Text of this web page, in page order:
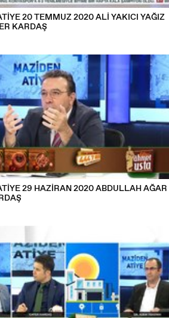
20 TEMMUZ 2020 ALİ YAKICI YAĞIZ
KARDAŞ
29 HAZİRAN 2020 ABDULLAH AĞAR